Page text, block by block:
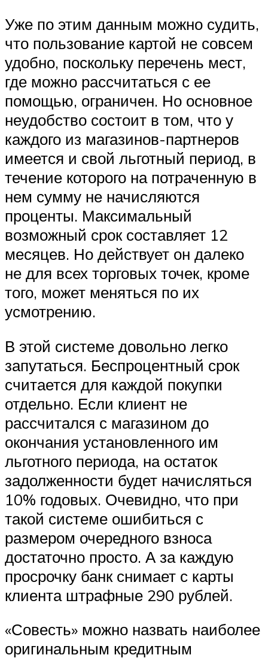
Уже по этим данным можно судить,
что пользование картой не совсем
удобно, поскольку перечень мест,
где можно рассчитаться с ее
помощью, ограничен. Но основное
неудобство состоит в том, что у
каждого из магазинов-партнеров
имеется и свой льготный период, в
течение которого на потраченную в
нем сумму не начисляются
проценты. Максимальный
возможный срок составляет 12
месяцев. Но действует он далеко
не для всех торговых точек, кроме
того, может меняться по их
усмотрению.
В этой системе довольно легко
запутаться. Беспроцентный срок
считается для каждой покупки
отдельно. Если клиент не
рассчитался с магазином до
окончания установленного им
льготного периода, на остаток
задолженности будет начисляться
10% годовых. Очевидно, что при
такой системе ошибиться с
размером очередного взноса
достаточно просто. А за каждую
просрочку банк снимает с карты
клиента штрафные 290 рублей.
«Совесть» можно назвать наиболее
оригинальным кредитным